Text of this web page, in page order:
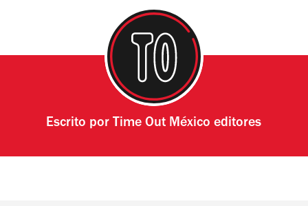
Escrito por Time Out México editores